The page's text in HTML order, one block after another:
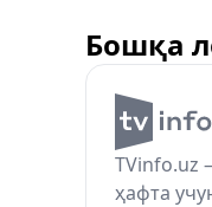
Бошқа
TVinfo.uz
ҳафта